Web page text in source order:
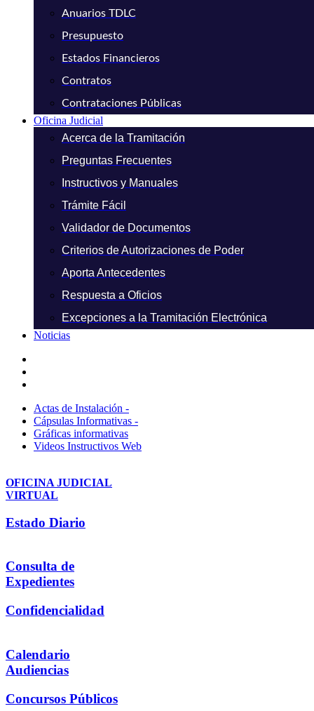
Anuarios TDLC
Presupuesto
Estados Financieros
Contratos
Contrataciones Públicas
Oficina Judicial
Acerca de la Tramitación
Preguntas Frecuentes
Instructivos y Manuales
Trámite Fácil
Validador de Documentos
Criterios de Autorizaciones de Poder
Aporta Antecedentes
Respuesta a Oficios
Excepciones a la Tramitación Electrónica
Noticias
Actas de Instalación -
Cápsulas Informativas -
Gráficas informativas
Videos Instructivos Web
OFICINA JUDICIAL
VIRTUAL
Estado Diario
Consulta de
Expedientes
Confidencialidad
Calendario
Audiencias
Concursos Públicos